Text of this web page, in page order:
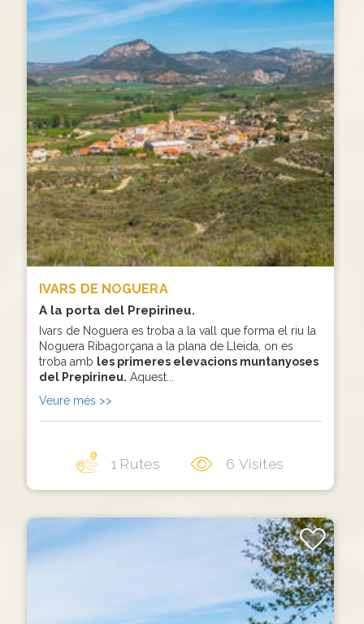
IVARS DE NOGUERA
A la porta del Prepirineu.
Ivars de Noguera es troba a la vall que forma el riu la
Noguera Ribagorçana a la plana de Lleida, on es
troba amb les primeres elevacions muntanyoses
del Prepirineu. Aquest...
Veure més >>
1 Rutes 6 Visites